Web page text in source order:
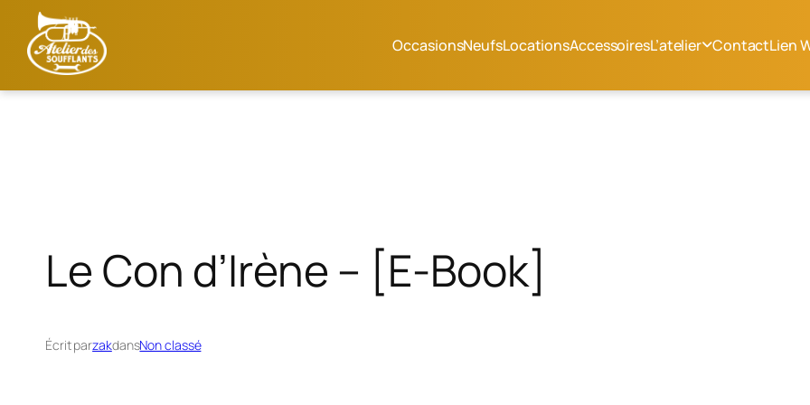
OccasionsNeufsLocationsAccessoiresL’atelier ContactLien
Le Con d’Irène – [E-Book]
Écrit parzakdansNon classé